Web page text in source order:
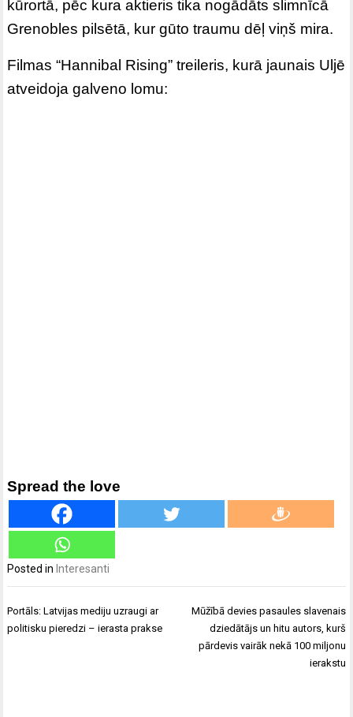
kūrortā, pēc kura aktieris tika nogādāts slimnīcā
Grenobles pilsētā, kur gūto traumu dēļ viņš mira.
Filmas “Hannibal Rising” treileris, kurā jaunais Uljē
atveidoja galveno lomu:
Spread the love
Posted in Interesanti
Ziņu
izvēlne
Portāls: Latvijas mediju uzraugi ar
politisku pieredzi – ierasta prakse
Mūžībā devies pasaules slavenais
dziedātājs un hitu autors, kurš
pārdevis vairāk nekā 100 miljonu
ierakstu